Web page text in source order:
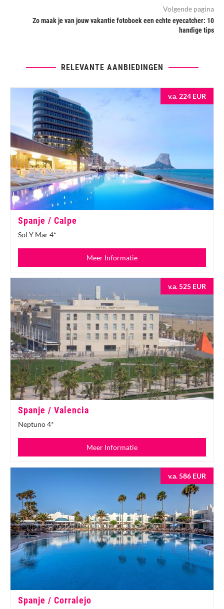
Volgende pagina
Zo maak je van jouw vakantie fotoboek een echte eyecatcher: 10
handige tips
RELEVANTE AANBIEDINGEN
v.a. 224 EUR
Spanje / Calpe
Sol Y Mar 4*
Meer Informatie
v.a. 525 EUR
Spanje / Valencia
Neptuno 4*
Meer Informatie
v.a. 586 EUR
Spanje / Corralejo